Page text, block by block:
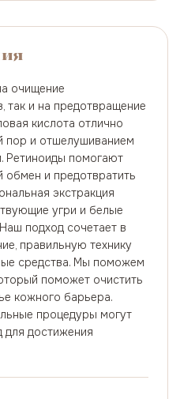
очищение
и на предотвращение
кислота отлично
пор и отшелушиванием
Ретиноиды помогают
обмен и предотвратить
экстракция
угри и белые
подход сочетает в
правильную технику
средства. Мы поможем
поможет очистить
кожного барьера.
процедуры могут
для достижения